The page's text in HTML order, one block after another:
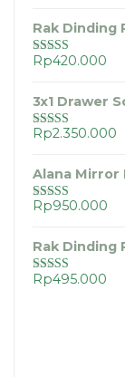
Rak Dinding
Dinilai5.00
Rp420.000
3x1 Drawer
Dinilai5.00
Rp2.350.000
Alana Mirror
Dinilai5.00
Rp950.000
Rak Dinding
Dinilai5.00
Rp495.000